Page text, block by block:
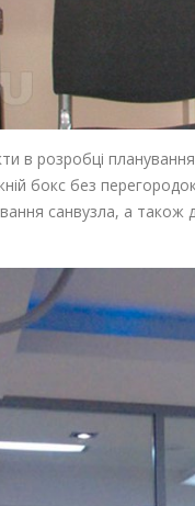
в розробці
бокс без
санвузла, а також